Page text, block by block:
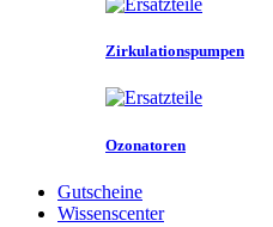
Zirkulationspumpen
Ozonatoren
Gutscheine
Wissenscenter